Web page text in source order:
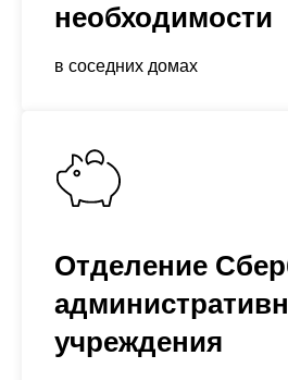
необходимости
в соседних домах
Отделение
учреждения